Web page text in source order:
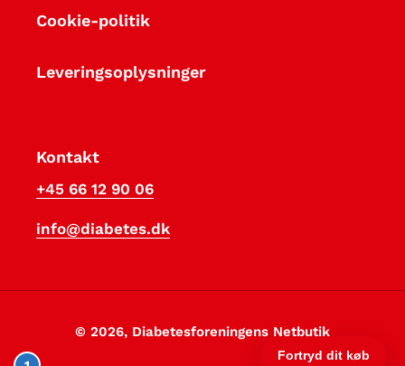
Cookie-politik
Leveringsoplysninger
Kontakt
+45 66 12 90 06
info@diabetes.dk
© 2026, Diabetesforeningens Netbutik